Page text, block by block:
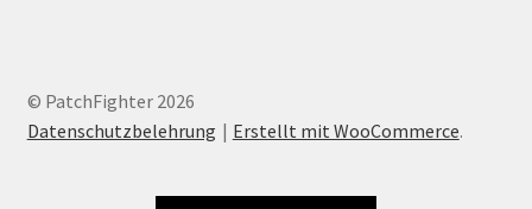
© PatchFighter 2026
Datenschutzbelehrung
Erstellt mit WooCommerce.